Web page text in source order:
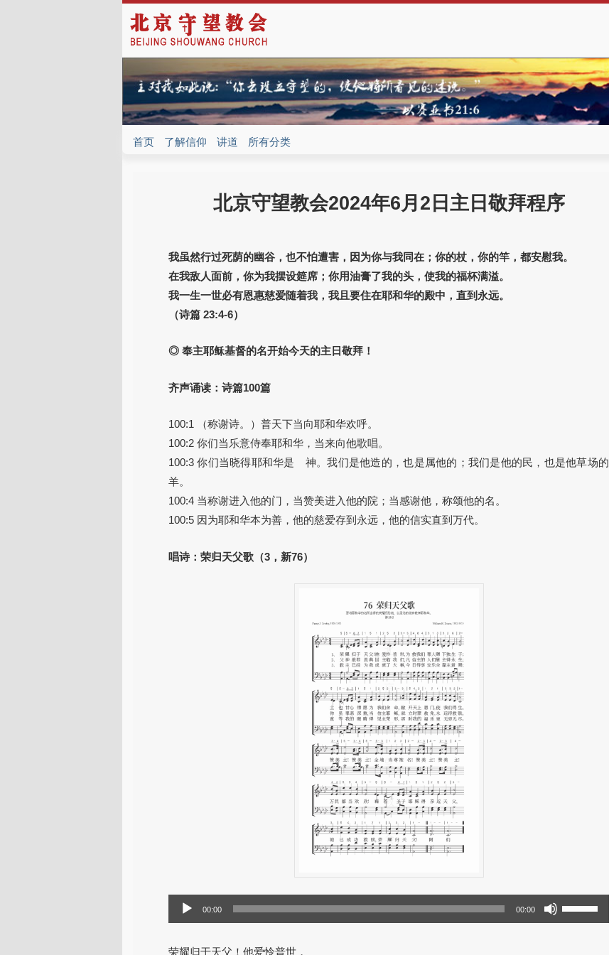
首页 了解信仰 讲道 所有分类
北京守望教会2024年6月2日主日敬拜程序
我虽然行过死荫的幽谷，也不怕遭害，因为你与我同在；你的杖，你的竿，都安慰我。
在我敌人面前，你为我摆设筵席；你用油膏了我的头，使我的福杯满溢。
我一生一世必有恩惠慈爱随着我，我且要住在耶和华的殿中，直到永远。
（诗篇 23:4-6）
◎ 奉主耶稣基督的名开始今天的主日敬拜！
齐声诵读：诗篇100篇
100:1 （称谢诗。）普天下当向耶和华欢呼。
100:2 你们当乐意侍奉耶和华，当来向他歌唱。
100:3 你们当晓得耶和华是 神。我们是他造的，也是属他的；我们是他的民，也是他草场的
羊。
100:4 当称谢进入他的门，当赞美进入他的院；当感谢他，称颂他的名。
100:5 因为耶和华本为善，他的慈爱存到永远，他的信实直到万代。
唱诗：荣归天父歌（3，新76）
频
00:00 00:00
使
用
荣耀归于天父！他爱怜普世，